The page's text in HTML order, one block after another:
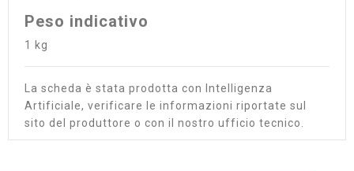
Peso indicativo
1 kg
La scheda è stata prodotta con Intelligenza
Artificiale, verificare le informazioni riportate sul
sito del produttore o con il nostro ufficio tecnico.